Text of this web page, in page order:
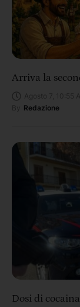
Arriva la
Redazione
Dosi di